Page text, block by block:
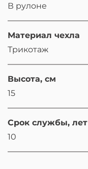
В рулоне
Материал чехла
Трикотаж
Высота, см
15
Срок службы, лет
10